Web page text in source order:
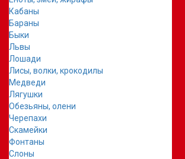
Кабаны
Бараны
Быки
Львы
Лошади
Лисы, волки, крокодилы
Медведи
Лягушки
Обезьяны, олени
Черепахи
Скамейки
Фонтаны
Слоны